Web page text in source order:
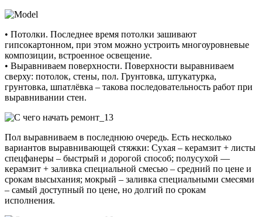
• Потолки. Последнее время потолки зашивают
гипсокартонном, при этом можно устроить многоуровневые
композиции, встроенное освещение.
• Выравниваем поверхности. Поверхности выравниваем
сверху: потолок, стены, пол. Грунтовка, штукатурка,
грунтовка, шпатлёвка – такова последовательность работ при
выравнивании стен.
Пол выравниваем в последнюю очередь. Есть несколько
вариантов выравнивающей стяжки: Сухая – керамзит + листы
спецфанеры – быстрый и дорогой способ; полусухой —
керамзит + заливка специальной смесью – средний по цене и
срокам высыхания; мокрый – заливка специальными смесями
– самый доступный по цене, но долгий по срокам
исполнения.